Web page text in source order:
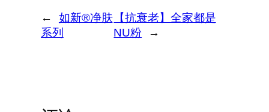
←
如新®净肤
系列
【抗衰老】全家都是
NU粉
→